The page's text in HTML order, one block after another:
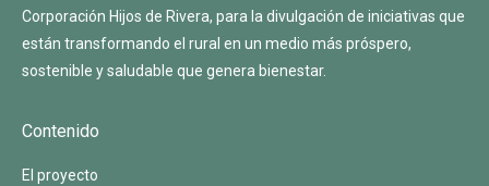
Corporación Hijos de Rivera, para la divulgación de iniciativas que
están transformando el rural en un medio más próspero,
sostenible y saludable que genera bienestar.
Contenido
El proyecto